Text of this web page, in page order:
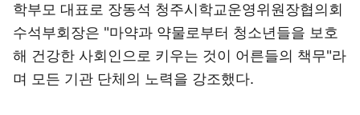
학부모 대표로 장동석 청주시학교운영위원장협의회
수석부회장은 "마약과 약물로부터 청소년들을 보호
해 건강한 사회인으로 키우는 것이 어른들의 책무"라
며 모든 기관 단체의 노력을 강조했다.